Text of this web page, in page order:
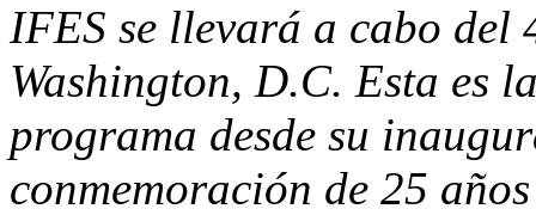
IFES se llevará a cabo del
Washington, D.C. Esta es
programa desde su
conmemoración de 25